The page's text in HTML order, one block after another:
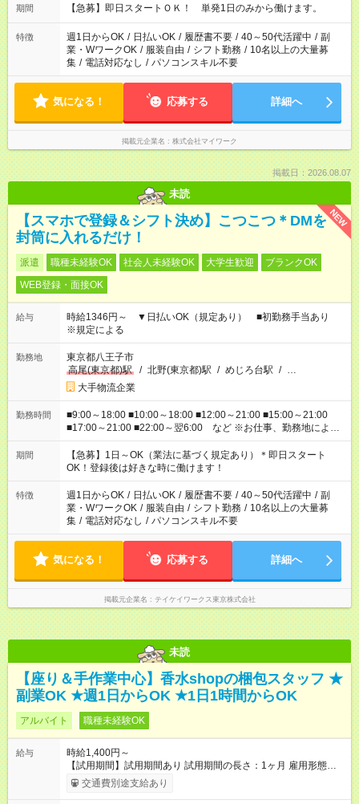
期間 【急募】即日スタートＯＫ！ 単発1日のみから働けます。
特徴 週1日からOK / 日払いOK / 履歴書不要 / 40～50代活躍中 / 副
業・WワークOK / 服装自由 / シフト勤務 / 10名以上の大量募
集 / 電話対応なし / パソコンスキル不要
気になる！ 応募する 詳細へ
掲載元企業名 株式会社マイワーク
掲載日：2026.08.07
未読
NEW
【スマホで登録＆シフト決め】こつこつ＊DMを
封筒に入れるだけ！
派遣 職種未経験OK 社会人未経験OK 大学生歓迎
ブランクOK
WEB登録・面接OK
給与
時給1346円～ ▼日払いOK（規定あり） ■初勤務手当あり
※規定による
勤務地
東京都八王子市
高尾(東京都)駅
/ 北野(東京都)駅 / めじろ台駅 / …
大手物流企業
勤務時間
■9:00～18:00 ■10:00～18:00 ■12:00～21:00 ■15:00～21:00
■17:00～21:00 ■22:00～翌6:00 など ※お仕事、勤務地により
勤務時間帯は異なります ※ご希望に合った時間帯で働いて頂け
ます。
期間
【急募】1日～OK（業法に基づく規定あり）＊即日スタート
OK！登録後は好きな時に働けます！
特徴 週1日からOK / 日払いOK / 履歴書不要 / 40～50代活躍中 / 副
業・WワークOK / 服装自由 / シフト勤務 / 10名以上の大量募
集 / 電話対応なし / パソコンスキル不要
気になる！ 応募する 詳細へ
掲載元企業名 テイケイワークス東京株式会社
未読
【座り＆手作業中心】香水shopの梱包スタッフ ★
副業OK ★週1日からOK ★1日1時間からOK
アルバイト 職種未経験OK
給与
時給1,400円～
【試用期間】試用期間あり 試用期間の長さ：1ヶ月 雇用形態、
給与は本採用時と同じです。
交通費別途支給あり